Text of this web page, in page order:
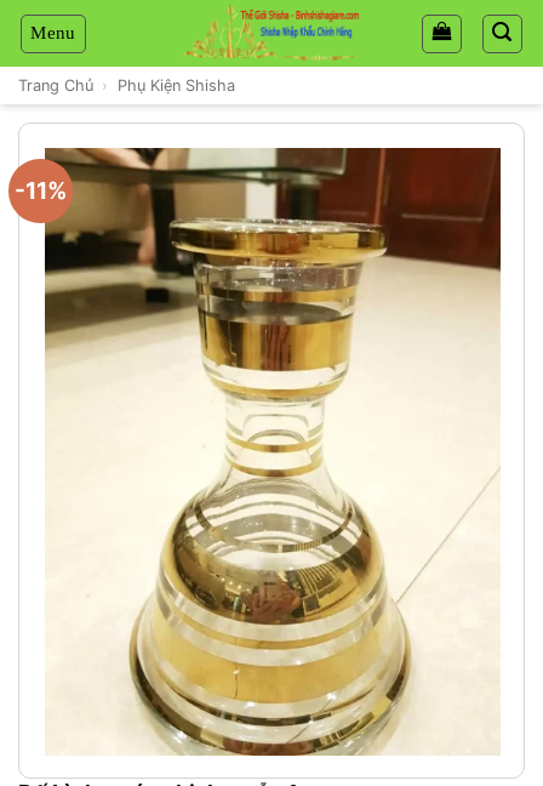
Chuyển
đến
nội
dung
Trang Chủ › Phụ Kiện Shisha
-11%